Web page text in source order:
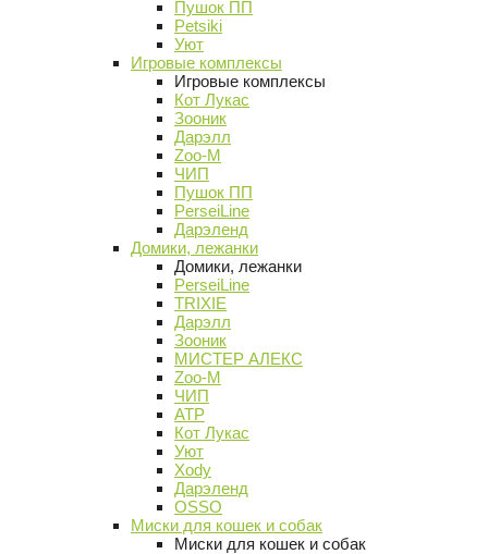
Пушок ПП
Petsiki
Уют
Игровые комплексы
Игровые комплексы
Кот Лукас
Зооник
Дарэлл
Zoo-M
ЧИП
Пушок ПП
PerseiLine
Дарэленд
Домики, лежанки
Домики, лежанки
PerseiLine
TRIXIE
Дарэлл
Зооник
МИСТЕР АЛЕКС
Zoo-M
ЧИП
АТР
Кот Лукас
Уют
Xody
Дарэленд
OSSO
Миски для кошек и собак
Миски для кошек и собак